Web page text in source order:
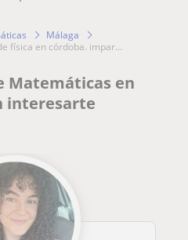
Málaga
física en córdoba. impar...
Matemáticas en
interesarte